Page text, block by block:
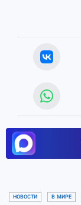
НОВОСТИ В МИРЕ